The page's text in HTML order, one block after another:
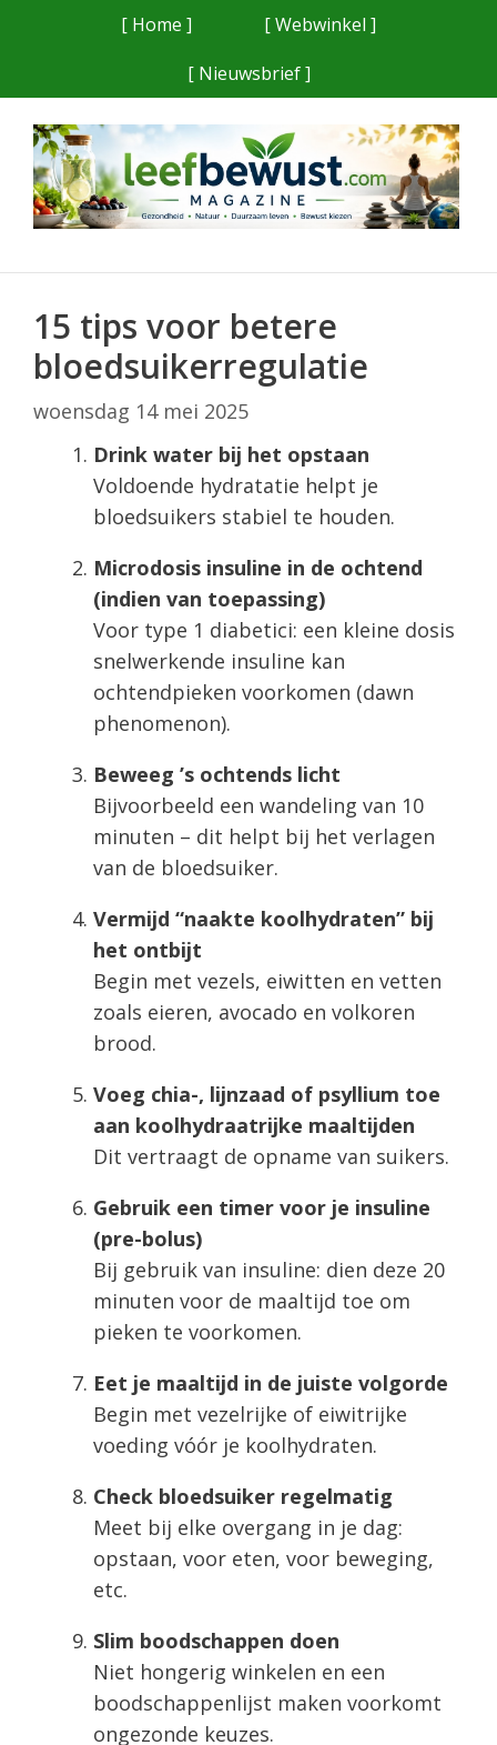
[ Home ]
[ Webwinkel ]
[ Nieuwsbrief ]
15 tips voor betere
bloedsuikerregulatie
woensdag 14 mei 2025
Drink water bij het opstaan
Voldoende hydratatie helpt je
bloedsuikers stabiel te houden.
Microdosis insuline in de ochtend
(indien van toepassing)
Voor type 1 diabetici: een kleine dosis
snelwerkende insuline kan
ochtendpieken voorkomen (dawn
phenomenon).
Beweeg ’s ochtends licht
Bijvoorbeeld een wandeling van 10
minuten – dit helpt bij het verlagen
van de bloedsuiker.
Vermijd “naakte koolhydraten” bij
het ontbijt
Begin met vezels, eiwitten en vetten
zoals eieren, avocado en volkoren
brood.
Voeg chia-, lijnzaad of psyllium toe
aan koolhydraatrijke maaltijden
Dit vertraagt de opname van suikers.
Gebruik een timer voor je insuline
(pre-bolus)
Bij gebruik van insuline: dien deze 20
minuten voor de maaltijd toe om
pieken te voorkomen.
Eet je maaltijd in de juiste volgorde
Begin met vezelrijke of eiwitrijke
voeding vóór je koolhydraten.
Check bloedsuiker regelmatig
Meet bij elke overgang in je dag:
opstaan, voor eten, voor beweging,
etc.
Slim boodschappen doen
Niet hongerig winkelen en een
boodschappenlijst maken voorkomt
ongezonde keuzes.